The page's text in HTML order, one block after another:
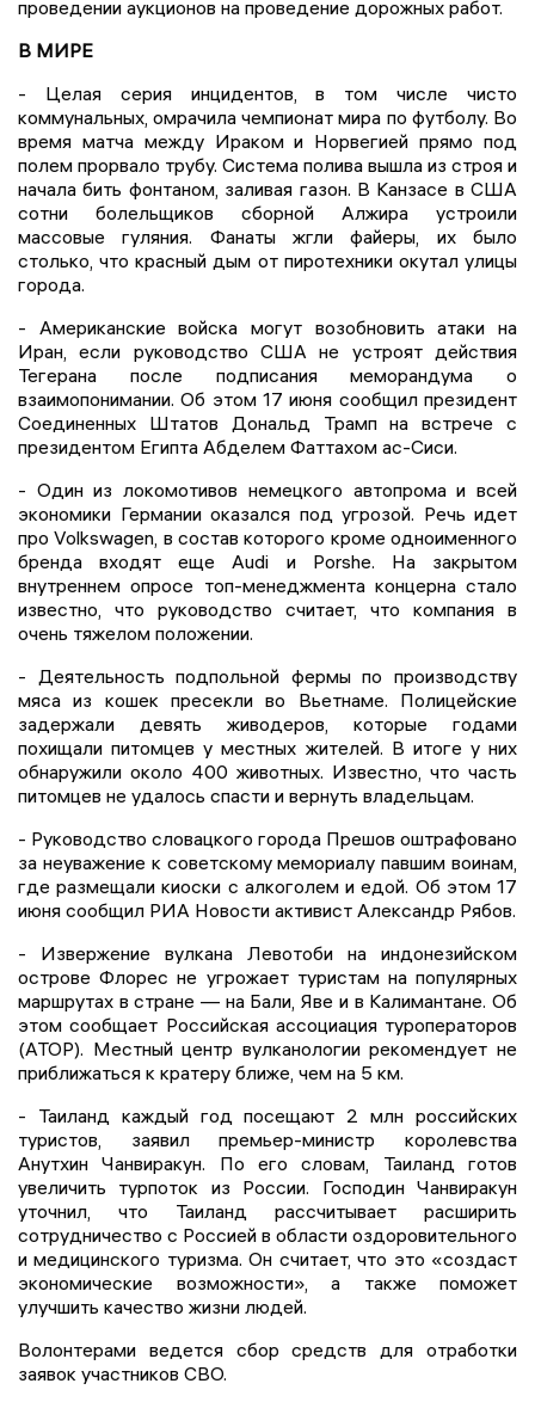
проведении аукционов на проведение дорожных работ.
В МИРЕ
- Целая серия инцидентов, в том числе чисто
коммунальных, омрачила чемпионат мира по футболу. Во
время матча между Ираком и Норвегией прямо под
полем прорвало трубу. Система полива вышла из строя и
начала бить фонтаном, заливая газон. В Канзасе в США
сотни болельщиков сборной Алжира устроили
массовые гуляния. Фанаты жгли файеры, их было
столько, что красный дым от пиротехники окутал улицы
города.
- Американские войска могут возобновить атаки на
Иран, если руководство США не устроят действия
Тегерана после подписания меморандума о
взаимопонимании. Об этом 17 июня сообщил президент
Соединенных Штатов Дональд Трамп на встрече с
президентом Египта Абделем Фаттахом ас-Сиси.
- Один из локомотивов немецкого автопрома и всей
экономики Германии оказался под угрозой. Речь идет
про Volkswagen, в состав которого кроме одноименного
бренда входят еще Audi и Porshe. На закрытом
внутреннем опросе топ-менеджмента концерна стало
известно, что руководство считает, что компания в
очень тяжелом положении.
- Деятельность подпольной фермы по производству
мяса из кошек пресекли во Вьетнаме. Полицейские
задержали девять живодеров, которые годами
похищали питомцев у местных жителей. В итоге у них
обнаружили около 400 животных. Известно, что часть
питомцев не удалось спасти и вернуть владельцам.
- Руководство словацкого города Прешов оштрафовано
за неуважение к советскому мемориалу павшим воинам,
где размещали киоски с алкоголем и едой. Об этом 17
июня сообщил РИА Новости активист Александр Рябов.
- Извержение вулкана Левотоби на индонезийском
острове Флорес не угрожает туристам на популярных
маршрутах в стране — на Бали, Яве и в Калимантане. Об
этом сообщает Российская ассоциация туроператоров
(АТОР). Местный центр вулканологии рекомендует не
приближаться к кратеру ближе, чем на 5 км.
- Таиланд каждый год посещают 2 млн российских
туристов, заявил премьер-министр королевства
Анутхин Чанвиракун. По его словам, Таиланд готов
увеличить турпоток из России. Господин Чанвиракун
уточнил, что Таиланд рассчитывает расширить
сотрудничество с Россией в области оздоровительного
и медицинского туризма. Он считает, что это «создаст
экономические возможности», а также поможет
улучшить качество жизни людей.
Волонтерами ведется сбор средств для отработки
заявок участников СВО.